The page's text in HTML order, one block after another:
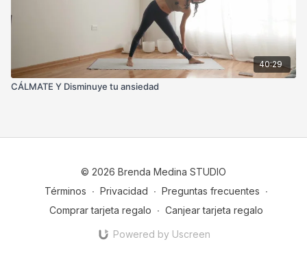
40:29
CÁLMATE Y Disminuye tu ansiedad
© 2026 Brenda Medina STUDIO
Términos ∙ Privacidad ∙ Preguntas frecuentes ∙
Comprar tarjeta regalo ∙ Canjear tarjeta regalo
Powered by Uscreen